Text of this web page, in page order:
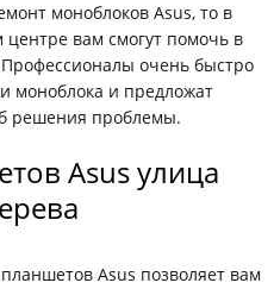
моноблоков Asus, то в
вам смогут помочь в
очень быстро
моноблока и предложат
решения проблемы.
Asus улица
Asus позволяет вам